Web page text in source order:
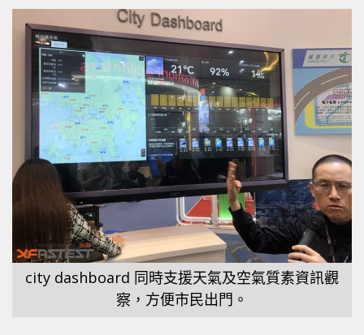
city dashboard 同時支援天氣及空氣質素資訊觀
察，方便市民出門。